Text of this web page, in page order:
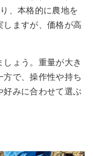
、本格的に農地を
しますが、価格が高
ょう。重量が大き
方で、操作性や持ち
好みに合わせて選ぶ